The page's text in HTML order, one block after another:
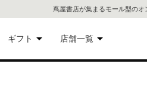
蔦屋書店が集まるモール型のオ
ギフト 店舗一覧